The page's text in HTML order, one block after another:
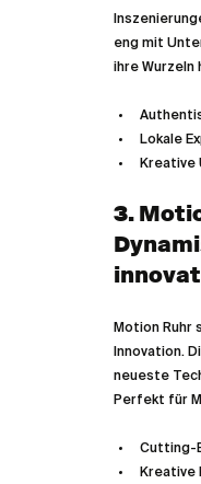
eng mit
ihre Wurzeln
Lokale
Kreative
3.
Motion Ruhr
Innovation.
neueste
Perfekt für
Cutting-
Kreative